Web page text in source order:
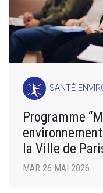
SANTÉ-
Programme
la Ville de
MAR 26 MAI 2026